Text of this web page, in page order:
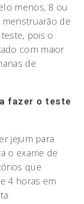
menos, 8 ou
menstruarão de
pois o
com maior
de
fazer o teste
jejum para
o exame de
que
4 horas em